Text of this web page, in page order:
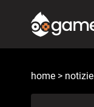
contenuto
home > notizie